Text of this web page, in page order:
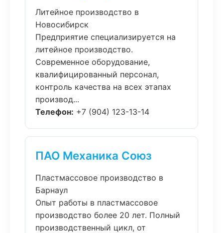
Литейное производство в
Новосибирск
Предприятие специализируется на
литейное производство.
Современное оборудование,
квалифицированный персонал,
контроль качества на всех этапах
производ...
Телефон: +7 (904) 123-13-14
ПАО Механика Союз
Пластмассовое производство в
Барнаул
Опыт работы в пластмассовое
производство более 20 лет. Полный
производственный цикл, от